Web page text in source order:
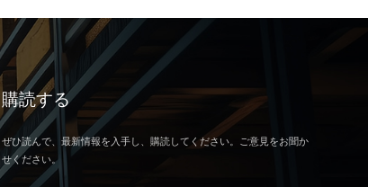
購読する
ぜひ読んで、最新情報を入手し、購読してください。ご意見をお聞か
せください。